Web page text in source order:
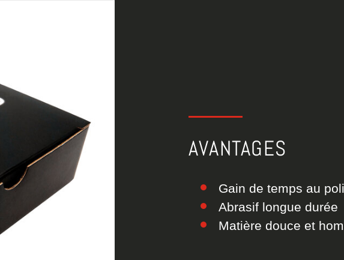
AVANTAGES
Gain de temps au
Abrasif longue durée
Matière douce et